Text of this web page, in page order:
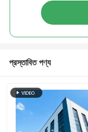
ইস্পাত কাঠামো পোল্ট্রি ঘর
মাল্টি স্টোরি স্টিল স্ট্রাকচার
শিল্প ইস্পাত কাঠামো
পাবলিক স্টিল বিল্ডিং
প্রস্তাবিত পণ্য